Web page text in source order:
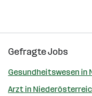
Gefragte Jobs
Gesundheitswesen in
Arzt in